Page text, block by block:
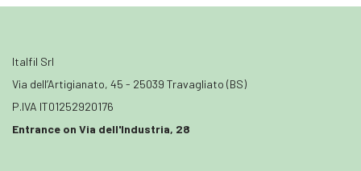
Italfil Srl
Via dell’Artigianato, 45 - 25039 Travagliato (BS)
P.IVA IT01252920176
Entrance on Via dell'Industria, 28